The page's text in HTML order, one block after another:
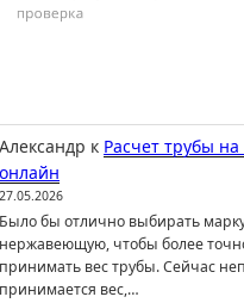
Александр к Расчет трубы
онлайн
27.05.2026
Было бы отлично выбирать марку
нержавеющую, чтобы более
принимать вес трубы. Сейчас
принимается вес,…